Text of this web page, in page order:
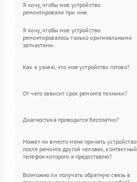
Я хочу, чтобы мое устройство
ремонтировали при мне.
Я хочу, чтобы мое устройство
ремонтировалось только оригинальными
запчастями.
Как я узнаю, что мое устройство готово?
От чего зависит срок ремонта техники?
Диагностика проводится бесплатно?
Может ли вместо меня принять устройство
после ремонта другой человек, контактный
телефон которого я предоставлю?
Возможно ли получать обратную связь в